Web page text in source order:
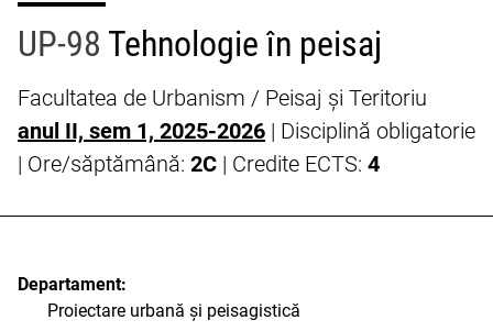
UP-98 Tehnologie în peisaj
Facultatea de Urbanism / Peisaj și Teritoriu
anul II, sem 1, 2025-2026 | Disciplină obligatorie
| Ore/săptămână: 2C | Credite ECTS: 4
Departament:
Proiectare urbană și peisagistică